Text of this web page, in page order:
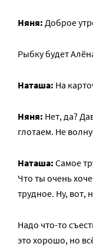
Няня: Доброе
Рыбку будет
Наташа: На
Няня: Нет, да?
глотаем. Не
Наташа: Самое
Что ты очень
трудное. Ну, вот,
Надо что-то
это хорошо, но